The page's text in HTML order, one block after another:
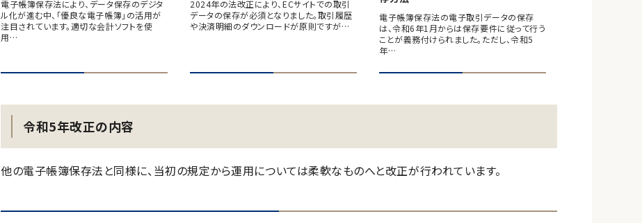
電子帳簿保存法により、データ保存のデジタ
ル化が進む中、「優良な電子帳簿」の活用が
注目されています。適切な会計ソフトを使
用…
2024年の法改正により、ECサイトでの取引
データの保存が必須となりました。取引履歴
や決済明細のダウンロードが原則ですが…
電子帳簿保存法の電子取引データの保存
は、令和6年1月からは保存要件に従って行う
ことが義務付けられました。ただし、令和5
年…
令和5年改正の内容
他の電子帳簿保存法と同様に、当初の規定から運用については柔軟なものへと改正が行われています。